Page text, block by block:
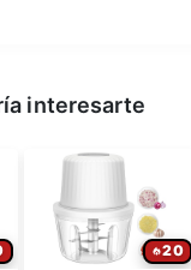
interesarte
20